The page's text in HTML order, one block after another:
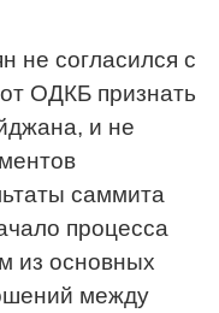
не согласился с
ОДКБ признать
и не
саммита
процесса
из основных
между